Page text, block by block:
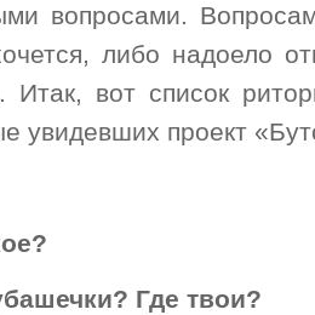
вопросами.
либо надоело
Итак, вот список
увидевших проект
Где твои?